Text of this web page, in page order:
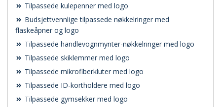
Tilpassede kulepenner med logo
Budsjettvennlige tilpassede nøkkelringer med
flaskeåpner og logo
Tilpassede handlevognmynter-nøkkelringer med logo
Tilpassede skiklemmer med logo
Tilpassede mikrofiberkluter med logo
Tilpassede ID-kortholdere med logo
Tilpassede gymsekker med logo